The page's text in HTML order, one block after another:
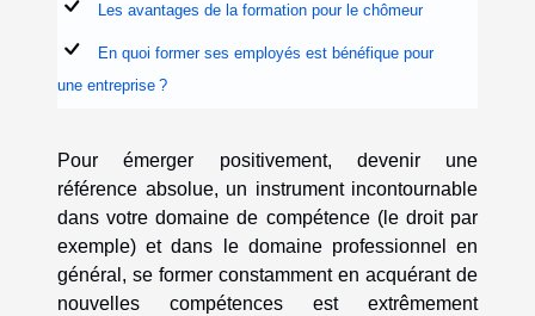
Les avantages de la formation pour le chômeur
En quoi former ses employés est bénéfique pour
une entreprise ?
Pour émerger positivement, devenir une
référence absolue, un instrument incontournable
dans votre domaine de compétence (le droit par
exemple) et dans le domaine professionnel en
général, se former constamment en acquérant de
nouvelles compétences est extrêmement